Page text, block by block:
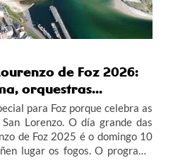
de Foz 2026:
orquestras...
para Foz porque celebra as
Lorenzo. O día grande das
de Foz 2025 é o domingo 10
lugar os fogos. O programa